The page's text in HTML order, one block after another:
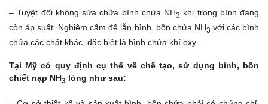
– Tuyệt đối không sửa chữa bình chứa NH3 khi trong bình đang
còn áp suất. Nghiêm cấm để lẫn bình, bồn chứa NH3 với các bình
chứa các chất khác, đặc biệt là bình chứa khí oxy.
Tại Mỹ có quy định cụ thể về chế tạo, sử dụng bình, bồn
chiết nạp NH3 lỏng như sau: